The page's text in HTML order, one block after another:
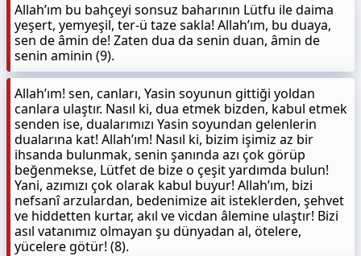
Allah’ım bu bahçeyi sonsuz baharının Lütfu ile daima
yeşert, yemyeşil, ter-ü taze sakla! Allah’ım, bu duaya,
sen de âmin de! Zaten dua da senin duan, âmin de
senin aminin (9).
Allah’ım! sen, canları, Yasin soyunun gittiği yoldan
canlara ulaştır. Nasıl ki, dua etmek bizden, kabul etmek
senden ise, dualarımızı Yasin soyundan gelenlerin
dualarına kat! Allah’ım! Nasıl ki, bizim işimiz az bir
ihsanda bulunmak, senin şanında azı çok görüp
beğenmekse, Lütfet de bize o çeşit yardımda bulun!
Yani, azımızı çok olarak kabul buyur! Allah’ım, bizi
nefsanî arzulardan, bedenimize ait isteklerden, şehvet
ve hiddetten kurtar, akıl ve vicdan âlemine ulaştır! Bizi
asıl vatanımız olmayan şu dünyadan al, ötelere,
yücelere götür! (8).